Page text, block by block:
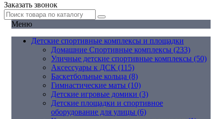
Заказать звонок
Меню
Детские спортивные комплексы и площадки
Домашние Спортивные комплексы (233)
Уличные детские спортивные комплексы (50)
Аксессуары к ДСК (115)
Баскетбольные кольца (8)
Гимнастические маты (10)
Детские игровые домики (3)
Детские площадки и спортивное
оборудование для улицы (6)